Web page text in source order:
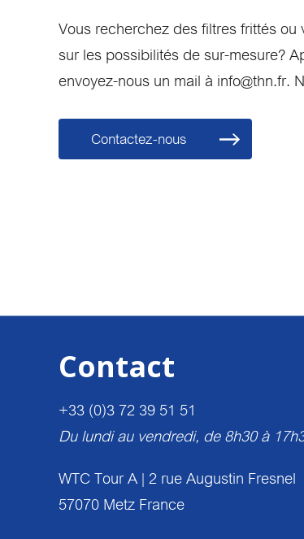
Vous recherchez des filtres frittés
sur les possibilités de sur-mesure?
envoyez-nous un mail à info@thn.fr.
Contactez-nous
Contact
+33 (0)3 72 39 51 51
Du lundi au vendredi, de 8h30 à
WTC Tour A | 2 rue Augustin Fresnel
57070 Metz France